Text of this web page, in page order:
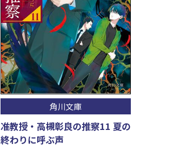
角川文庫
准教授・高槻彰良の推察11 夏の
終わりに呼ぶ声